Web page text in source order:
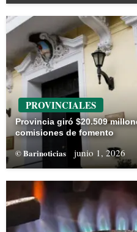
PROVINCIALES
Provincia giró $20.509
comisiones de fomento
© Barinoticias junio 1, 2026